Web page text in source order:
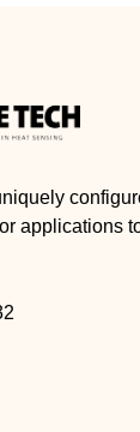
applications